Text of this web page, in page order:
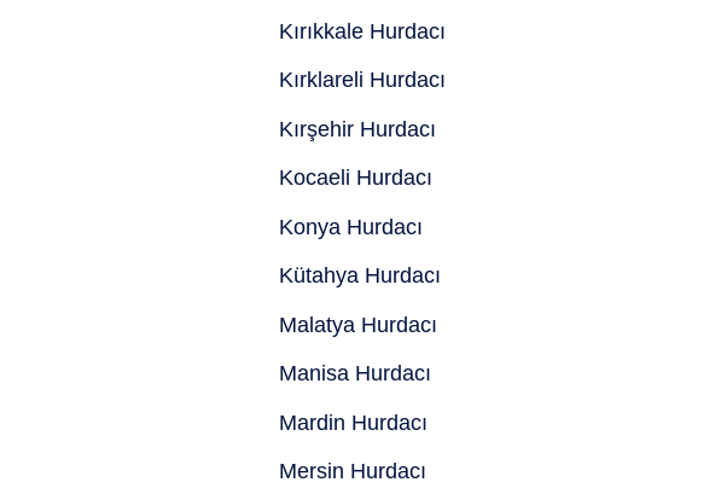
Kırıkkale Hurdacı
Kırklareli Hurdacı
Kırşehir Hurdacı
Kocaeli Hurdacı
Konya Hurdacı
Kütahya Hurdacı
Malatya Hurdacı
Manisa Hurdacı
Mardin Hurdacı
Mersin Hurdacı